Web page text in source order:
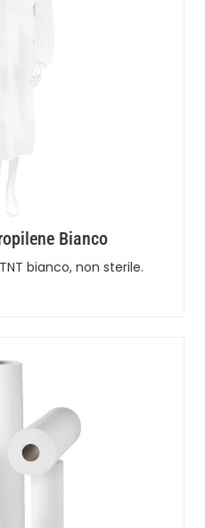
Bianco
bianco, non sterile.